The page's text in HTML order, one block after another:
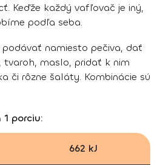
Keďže každý vafľovač je iný,
podľa seba.
podávať namiesto pečiva, dať
tvaroh, maslo, pridať k nim
či rôzne šaláty. Kombinácie sú
porciu:
662 kJ